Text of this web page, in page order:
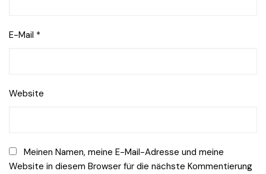
E-Mail *
Website
Meinen Namen, meine E-Mail-Adresse und meine
Website in diesem Browser für die nächste Kommentierung